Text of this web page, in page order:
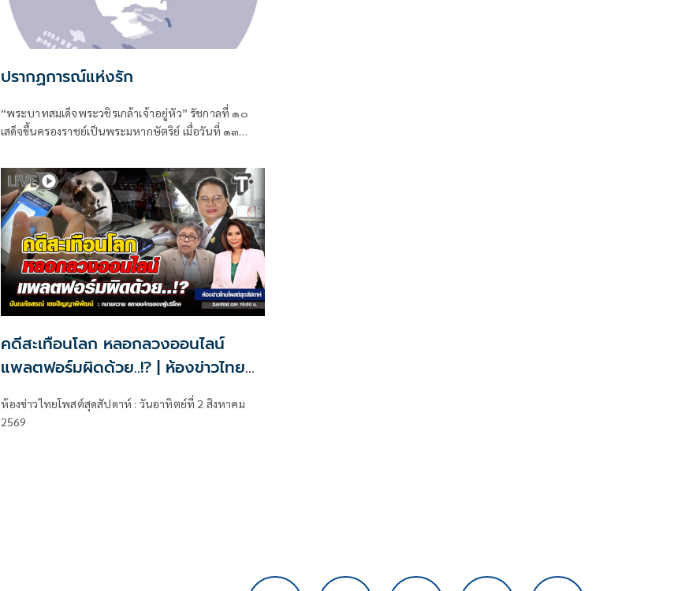
ปรากฏการณ์แห่งรัก
“พระบาทสมเด็จพระวชิรเกล้าเจ้าอยู่หัว” รัชกาลที่ ๑๐
เสด็จขึ้นครองราชย์เป็นพระมหากษัตริย์ เมื่อวันที่ ๑๓
คดีสะเทือนโลก หลอกลวงออนไลน์
แพลตฟอร์มผิดด้วย..!? | ห้องข่าวไทย
ห้องข่าวไทยโพสต์สุดสัปดาห์ : วันอาทิตย์ที่ 2 สิงหาคม
2569